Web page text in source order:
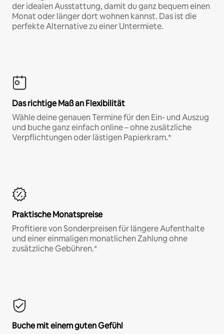
der idealen Ausstattung, damit du ganz bequem einen
Monat oder länger dort wohnen kannst. Das ist die
perfekte Alternative zu einer Untermiete.
Das richtige Maß an Flexibilität
Wähle deine genauen Termine für den Ein- und Auszug
und buche ganz einfach online – ohne zusätzliche
Verpflichtungen oder lästigen Papierkram.*
Praktische Monatspreise
Profitiere von Sonderpreisen für längere Aufenthalte
und einer einmaligen monatlichen Zahlung ohne
zusätzliche Gebühren.*
Buche mit einem guten Gefühl